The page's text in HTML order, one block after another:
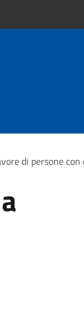
di persone